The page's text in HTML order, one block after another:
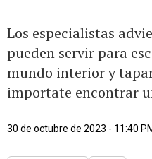
Los especialistas
pueden servir para
mundo interior y
importate encontrar
30 de octubre de 2023 - 11:40